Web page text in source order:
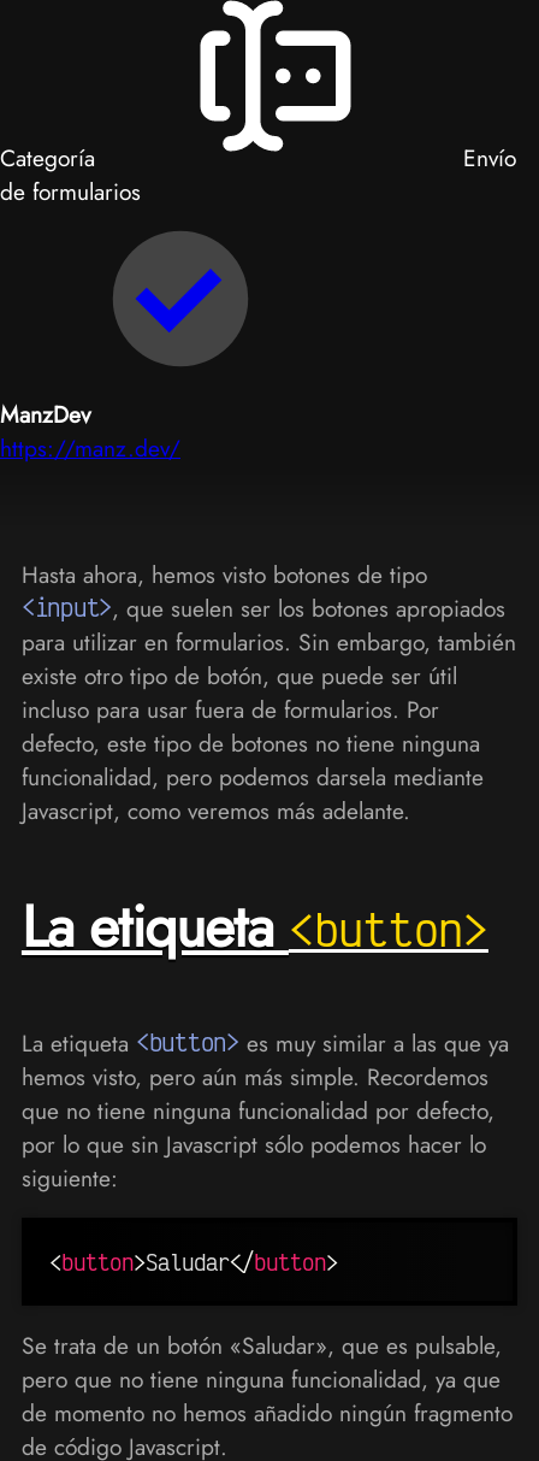
Categoría
Envío
de formularios
ManzDev
https://manz.dev/
Hasta ahora, hemos visto botones de tipo
<input>, que suelen ser los botones apropiados
para utilizar en formularios. Sin embargo, también
existe otro tipo de botón, que puede ser útil
incluso para usar fuera de formularios. Por
defecto, este tipo de botones no tiene ninguna
funcionalidad, pero podemos darsela mediante
Javascript, como veremos más adelante.
La etiqueta<button>
La etiqueta <button> es muy similar a las que ya
hemos visto, pero aún más simple. Recordemos
que no tiene ninguna funcionalidad por defecto,
por lo que sin Javascript sólo podemos hacer lo
siguiente:
<button>Saludar</button>
Se trata de un botón «Saludar», que es pulsable,
pero que no tiene ninguna funcionalidad, ya que
de momento no hemos añadido ningún fragmento
de código Javascript.